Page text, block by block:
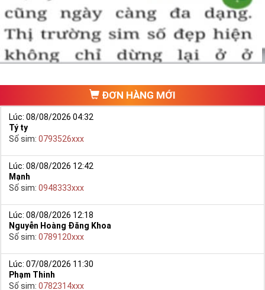
Hướng dẫn mua Sim Lục Quý 8 tại Simtiengiang.vn.
+ Bước 1: Bạn truy cập vào truy cập vào Google gõ Simtiengiang.vn
bấm vào link
ngay bên góc trái màn hình. Sau đó chọn Sim Lục Quý 8.
+ Bước 3: Khi các số sim lục quý 8 xuất hiện, bạn có thể chọn
mạng, đầu số, phân loại,… để lọc ra những yêu cầu của bạn, giúp
ĐƠN HÀNG MỚI
Lúc: 08/08/2026 04:32
Tý ty
Số sim: 0793526xxx
Lúc: 08/08/2026 12:42
Mạnh
Số sim: 0948333xxx
Lúc: 08/08/2026 12:18
Nguyễn Hoàng Đăng Khoa
Số sim: 0789120xxx
Lúc: 07/08/2026 11:30
Phạm Thinh
Số sim: 0782314xxx